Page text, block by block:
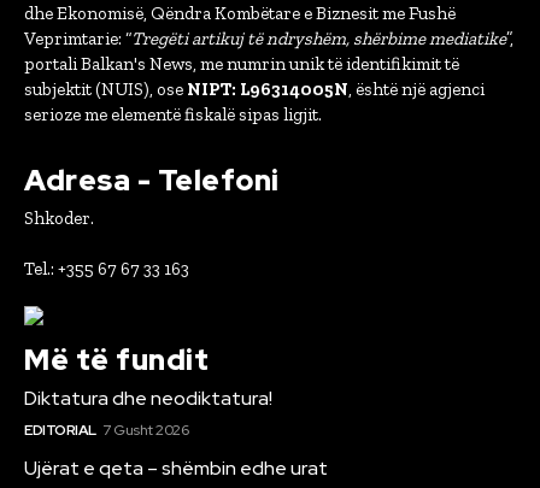
dhe Ekonomisë, Qëndra Kombëtare e Biznesit me Fushë
Veprimtarie: “Tregëti artikuj të ndryshëm, shërbime mediatike”,
portali Balkan's News, me numrin unik të identifikimit të
subjektit (NUIS), ose NIPT: L96314005N, është një agjenci
serioze me elementë fiskalë sipas ligjit.
Adresa - Telefoni
Shkoder.
Tel.: +355 67 67 33 163
Më të fundit
Diktatura dhe neodiktatura!
EDITORIAL 7 Gusht 2026
Ujërat e qeta – shëmbin edhe urat